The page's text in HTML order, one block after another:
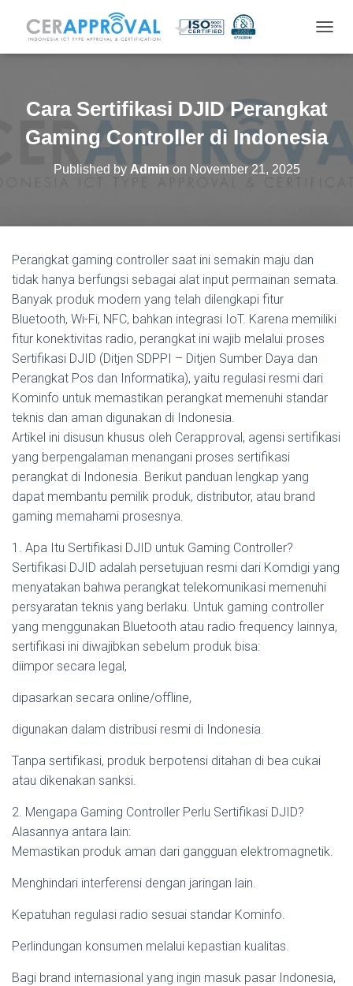
O
E
A
Cara Sertifikasi DJID Perangkat
Gaming Controller di Indonesia
Published by Admin on November 21, 2025
Perangkat gaming controller saat ini semakin maju dan
tidak hanya berfungsi sebagai alat input permainan semata.
Banyak produk modern yang telah dilengkapi fitur
Bluetooth, Wi-Fi, NFC, bahkan integrasi IoT. Karena memiliki
fitur konektivitas radio, perangkat ini wajib melalui proses
Sertifikasi DJID (Ditjen SDPPI – Ditjen Sumber Daya dan
Perangkat Pos dan Informatika), yaitu regulasi resmi dari
Kominfo untuk memastikan perangkat memenuhi standar
teknis dan aman digunakan di Indonesia.
Artikel ini disusun khusus oleh Cerapproval, agensi sertifikasi
yang berpengalaman menangani proses sertifikasi
perangkat di Indonesia. Berikut panduan lengkap yang
dapat membantu pemilik produk, distributor, atau brand
gaming memahami prosesnya.
1. Apa Itu Sertifikasi DJID untuk Gaming Controller?
Sertifikasi DJID adalah persetujuan resmi dari Komdigi yang
menyatakan bahwa perangkat telekomunikasi memenuhi
persyaratan teknis yang berlaku. Untuk gaming controller
yang menggunakan Bluetooth atau radio frequency lainnya,
sertifikasi ini diwajibkan sebelum produk bisa:
diimpor secara legal,
dipasarkan secara online/offline,
digunakan dalam distribusi resmi di Indonesia.
Tanpa sertifikasi, produk berpotensi ditahan di bea cukai
atau dikenakan sanksi.
2. Mengapa Gaming Controller Perlu Sertifikasi DJID?
Alasannya antara lain:
Memastikan produk aman dari gangguan elektromagnetik.
Menghindari interferensi dengan jaringan lain.
Kepatuhan regulasi radio sesuai standar Kominfo.
Perlindungan konsumen melalui kepastian kualitas.
Bagi brand internasional yang ingin masuk pasar Indonesia,